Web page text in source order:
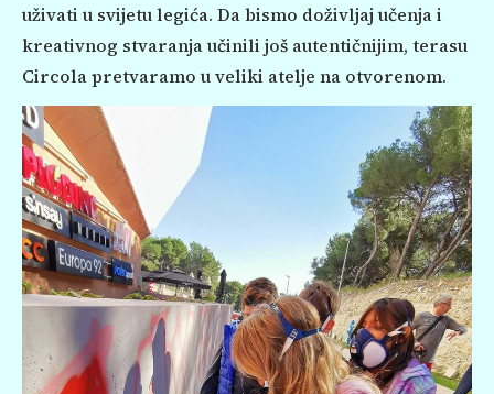
uživati u svijetu legića. Da bismo doživljaj učenja i
kreativnog stvaranja učinili još autentičnijim, terasu
Circola pretvaramo u veliki atelje na otvorenom.